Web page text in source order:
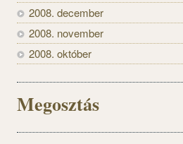
2008. december
2008. november
2008. október
Megosztás